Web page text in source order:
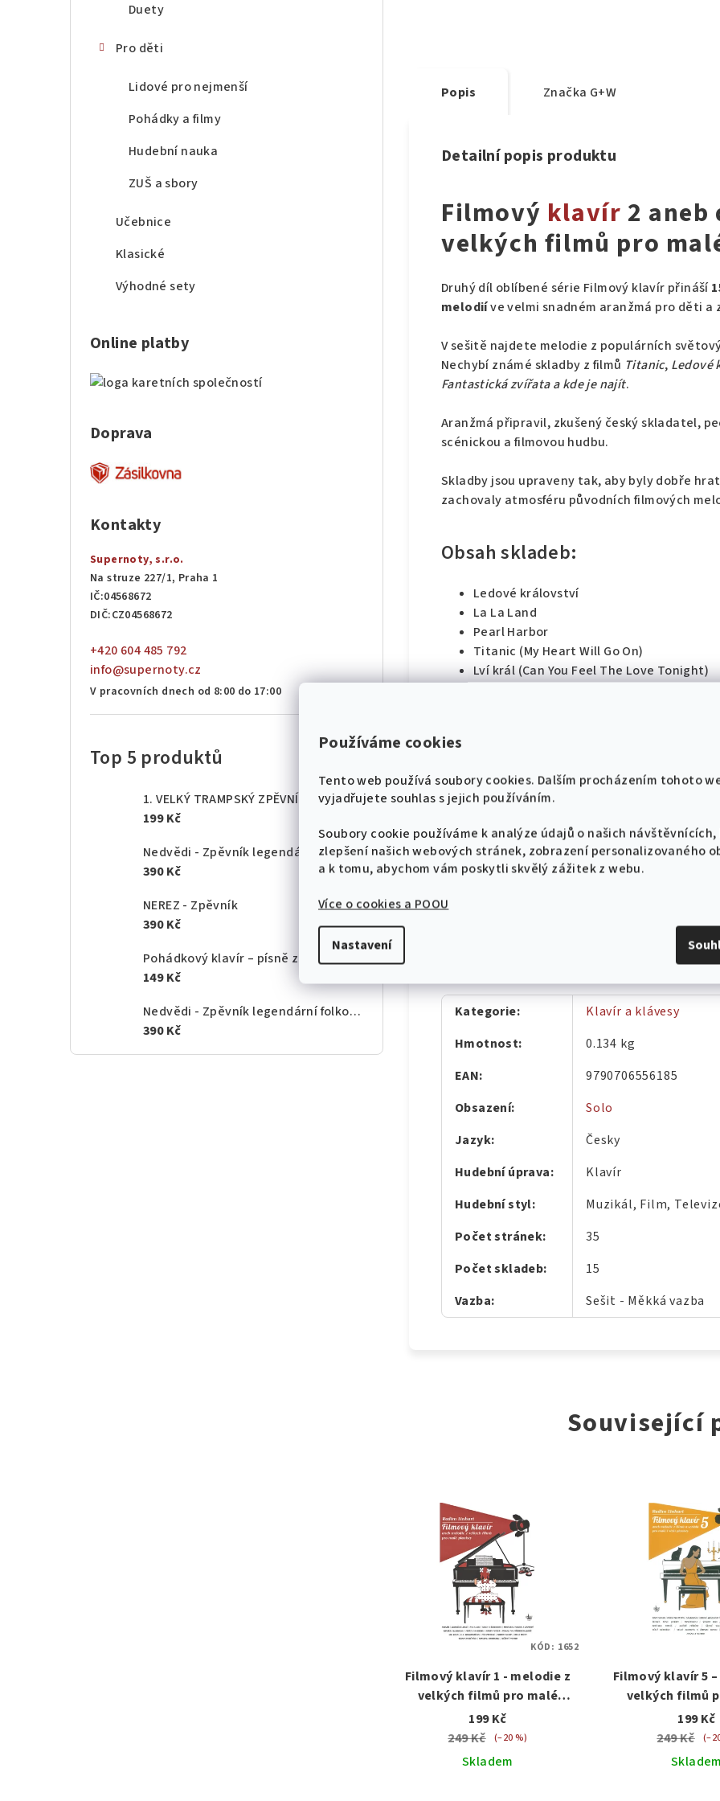
Používáme cookies
Tento web používá soubory cookies. Dalším procházením tohoto
vyjadřujete souhlas s jejich používáním.
Soubory cookie používáme k analýze údajů o našich návštěvnících,
zlepšení našich webových stránek, zobrazení personalizovaného
a k tomu, abychom vám poskytli skvělý zážitek z webu.
Více o cookies a POOU
Nastavení
Duety
Pro děti
Lidové pro nejmenší
Pohádky a filmy
Hudební nauka
ZUŠ a sbory
Učebnice
Klasické
Výhodné sety
Online platby
Doprava
Kontakty
Supernoty, s.r.o.
Na struze 227/1, Praha 1
IČ:04568672
DIČ:CZ04568672
+420 604 485 792
info@supernoty.cz
V pracovních dnech od 8:00 do 17:00
Top 5 produktů
1. VELKÝ TRAMPSKÝ ZPĚVNÍK od A do Z - texty akordy
199 Kč
Nedvědi - Zpěvník legendární folkové rodiny - 1.díl
390 Kč
NEREZ - Zpěvník
390 Kč
Pohádkový klavír – písně z českých pohádek pro klavír
149 Kč
Nedvědi - Zpěvník legendární folkové rodiny - 2.díl
390 Kč
Popis Značka G+W
Detailní popis produktu
Filmový klavír 2
velkých filmů pro
Druhý díl oblíbené série Filmový klavír přináší
melodiíve velmi snadném aranžmá pro děti a
V sešitě najdete melodie z populárních
Nechybí známé skladby z filmů Titanic, Ledové
Fantastická zvířata a kde je najít.
Aranžmá připravil, zkušený český skladatel,
scénickou a filmovou hudbu.
Skladby jsou upraveny tak, aby byly dobře
zachovaly atmosféru původních filmových
Obsah skladeb:
Ledové království
La La Land
Pearl Harbor
Titanic (My Heart Will Go On)
Lví král (Can You Feel The Love Tonight)
Vinnetou
Pyšná princezna
Tři oříšky pro Popelku
Noc na Karlštejně
Chalupáři
Skvělý sešit pro všechny malé milovníky
Kategorie:
Klavír a klávesy
Hmotnost:
0.134 kg
EAN:
9790706556185
Obsazení:
Solo
Jazyk:
Česky
Hudební úprava:
Klavír
Hudební styl:
Muzikál, Film,
Počet stránek:
35
Počet skladeb:
15
Vazba: Sešit - Měkká vazba
Související
Filmový klavír 1 - melodie z
velkých filmů pro malé
pianisty
199 Kč
249 Kč
(–20 %)
Skladem
KÓD: 1652
Filmový klavír 5
velkých filmů
pianisty
199 Kč
249 Kč
Skladem